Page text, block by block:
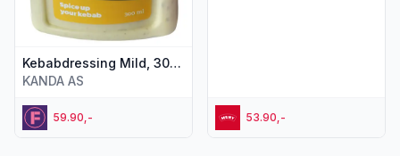
Kebabdressing Mild, 300 ml
KANDA AS
59.90,- 53.90,-